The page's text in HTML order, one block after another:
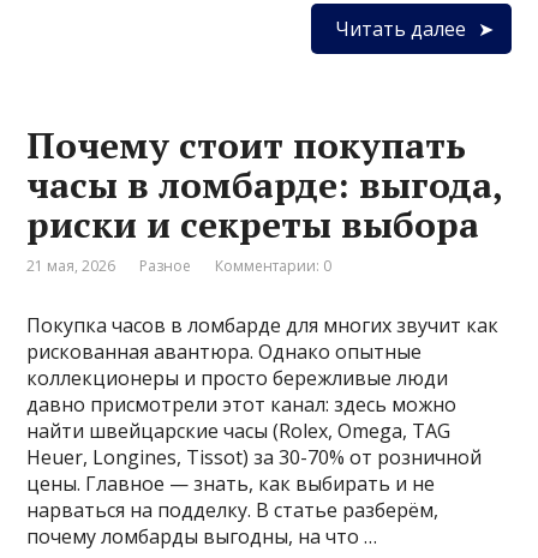
Читать далее
Почему стоит покупать
часы в ломбарде: выгода,
риски и секреты выбора
21 мая, 2026 Разное Комментарии: 0
Покупка часов в ломбарде для многих звучит как
рискованная авантюра. Однако опытные
коллекционеры и просто бережливые люди
давно присмотрели этот канал: здесь можно
найти швейцарские часы (Rolex, Omega, TAG
Heuer, Longines, Tissot) за 30-70% от розничной
цены. Главное — знать, как выбирать и не
нарваться на подделку. В статье разберём,
почему ломбарды выгодны, на что …